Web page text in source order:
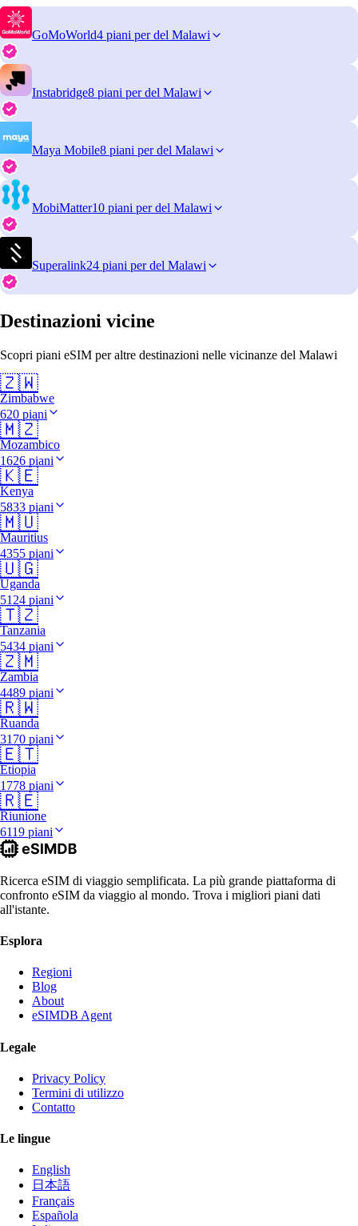
GoMoWorld4 piani per del Malawi
Instabridge8 piani per del Malawi
Maya Mobile8 piani per del Malawi
MobiMatter10 piani per del Malawi
Superalink24 piani per del Malawi
Destinazioni vicine
Scopri piani eSIM per altre destinazioni nelle vicinanze del Malawi
🇿🇼
Zimbabwe
620 piani
🇲🇿
Mozambico
1626 piani
🇰🇪
Kenya
5833 piani
🇲🇺
Mauritius
4355 piani
🇺🇬
Uganda
5124 piani
🇹🇿
Tanzania
5434 piani
🇿🇲
Zambia
4489 piani
🇷🇼
Ruanda
3170 piani
🇪🇹
Etiopia
1778 piani
🇷🇪
Riunione
6119 piani
Ricerca eSIM di viaggio semplificata. La più grande piattaforma di
confronto eSIM da viaggio al mondo. Trova i migliori piani dati
all'istante.
Esplora
Regioni
Blog
About
eSIMDB Agent
Legale
Privacy Policy
Termini di utilizzo
Contatto
Le lingue
English
日本語
Français
Española